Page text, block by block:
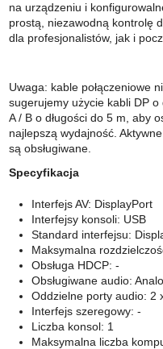
na urządzeniu i
prostą, niezawodną kontrolę
dla profesjonalistów, jak i
Uwaga: kable połączeniowe
sugerujemy użycie kabli DP o
A / B o długości do 5 m, aby
najlepszą wydajność.
są obsługiwane.
Specyfikacja
Interfejs AV: DisplayPort
Interfejsy konsoli: USB
Standard interfejsu:
Maksymalna
Obsługa HDCP: -
Obsługiwane audio:
Oddzielne porty audio: 2
Interfejs szeregowy: -
Liczba konsol: 1
Maksymalna liczba